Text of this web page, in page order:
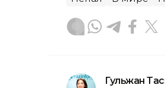
Гульжан